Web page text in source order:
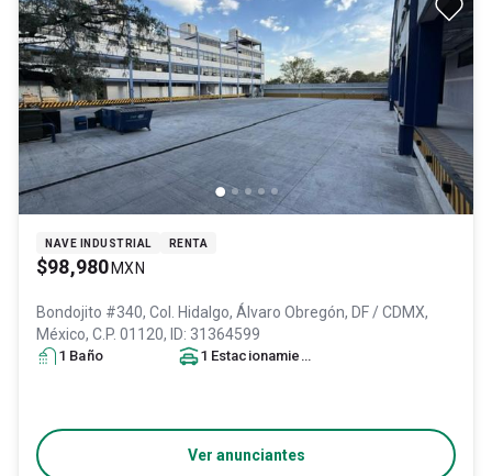
NAVE INDUSTRIAL RENTA
$98,980 MXN
Bondojito #340, Col. Hidalgo, Álvaro Obregón, DF / CDMX,
México, C.P. 01120, ID: 31364599
1 Baño 1 Estacionamiento
Ver anunciantes